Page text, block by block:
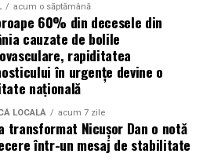
asociate evenimentelor
public ridicat, de
teama utilizatorilor că ar putea
Mesajele care anunță
acces limitat la o transmisie
pot determina utilizatorii să
a verifica sursa.
acum o săptămână
60% din decesele din
cauzate de bolile
rapiditatea
în urgențe devine o
națională
LOCALĂ acum 7 zile
transformat Nicușor Dan o notă
într-un mesaj de stabilitate